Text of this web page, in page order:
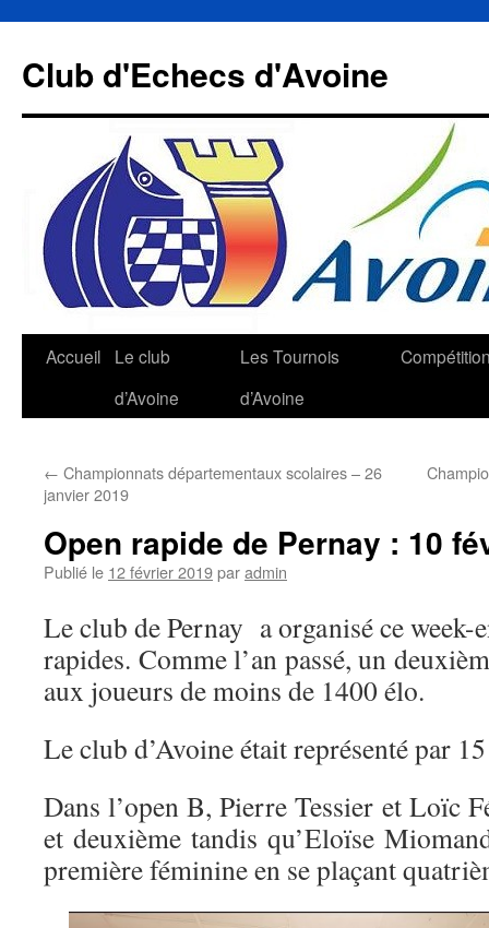
contenu
Club d'Echecs d'Avoine
Accueil
Le club
d’Avoine
Les Tournois
d’Avoine
← Championnats départementaux scolaires – 26
janvier 2019
Open rapide de Pernay : 10
Publié le 12 février 2019paradmin
Le club de Pernay a organisé ce week-
rapides. Comme l’an passé, un
aux joueurs de moins de 1400 élo.
Le club d’Avoine était représenté par
Dans l’open B, Pierre Tessier et Loïc
et deuxième tandis qu’Eloïse
première féminine en se plaçant